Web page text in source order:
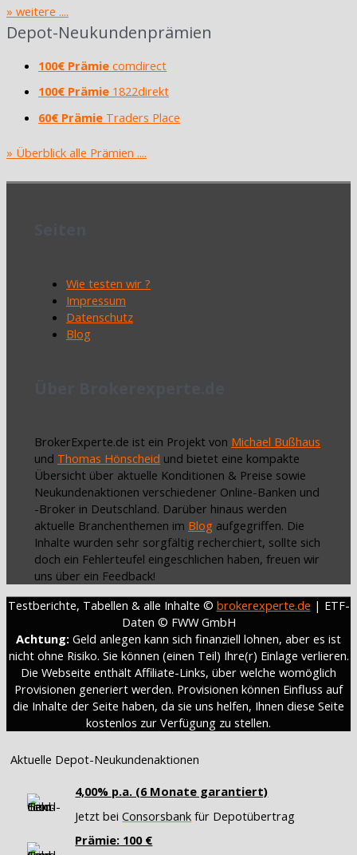
» weitere ....
Depot-Neukundenprämien
100€ Prämie comdirect
100€ Prämie 1822direkt
60€ Prämie Traders Place
» Überblick alle Prämien ....
Wie testen wir ?
Impressum
Datenschutz
Blog
BrokerExperte.de ist ein Projekt von Michael Bußhaus
und Thomas Hönscheid und bietet eine kompakte
Übersicht über aktuelle Konditionen & Preise sowie
Neukundenaktionen verschiedener Online-Banken und
-Broker in Deutschland. Darüber hinaus werden
aktuelle Branchenthemen im Blog aufgegriffen. Die
Inhalte wurden sehr sorgfältig recherchiert, sollte sich
doch ein Fehlerteufel eingeschlichen haben, freuen wir
uns über ein Feedback!
Testberichte, Tabellen & alle Inhalte © brokerexperte.de | ETF-
Daten © FWW GmbH
Achtung: Geld anlegen kann sich finanziell lohnen, aber es ist
nicht ohne Risiko. Sie können (einen Teil) Ihre(r) Einlage verlieren.
Die Webseite enthält Affiliate-Links, über welche womöglich
Provisionen generiert werden. Provisionen können Einfluss auf
die Inhalte der Seite haben, da sie uns helfen, Ihnen diese Seite
kostenlos zur Verfügung zu stellen.
Aktuelle Depot-Neukundenaktionen
4,00% p.a. (6 Monate garantiert)
Jetzt beiConsorsbank für Depotübertrag
Prämie: 100 €